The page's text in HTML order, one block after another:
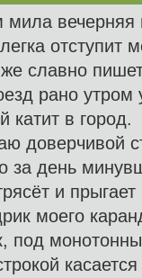
мила вечерняя
отступит
славно
рано утром
катит в
доверчивой
за день
и прыгает
моего
под